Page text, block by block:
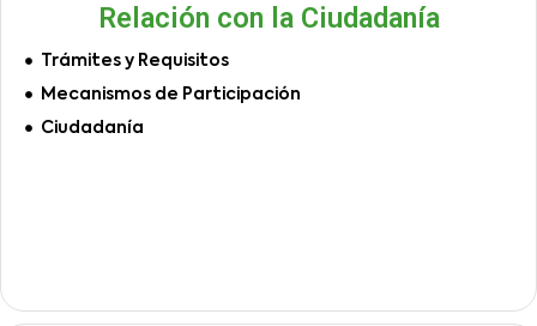
Relación con la Ciudadanía
Trámites y Requisitos
Mecanismos de Participación
Ciudadanía